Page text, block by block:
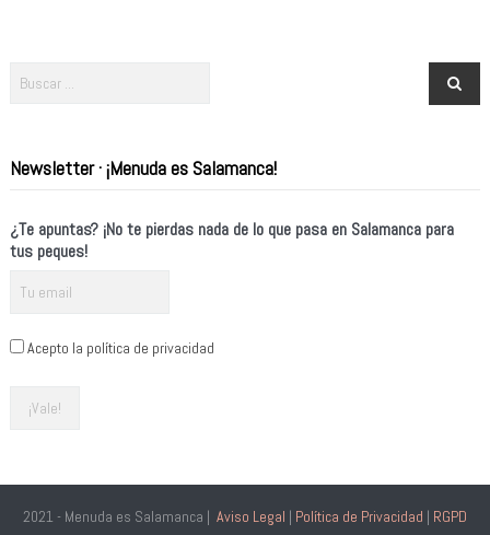
Newsletter · ¡Menuda es Salamanca!
¿Te apuntas? ¡No te pierdas nada de lo que pasa en Salamanca para
tus peques!
Acepto la política de privacidad
2021 - Menuda es Salamanca | Aviso Legal | Política de Privacidad | RGPD